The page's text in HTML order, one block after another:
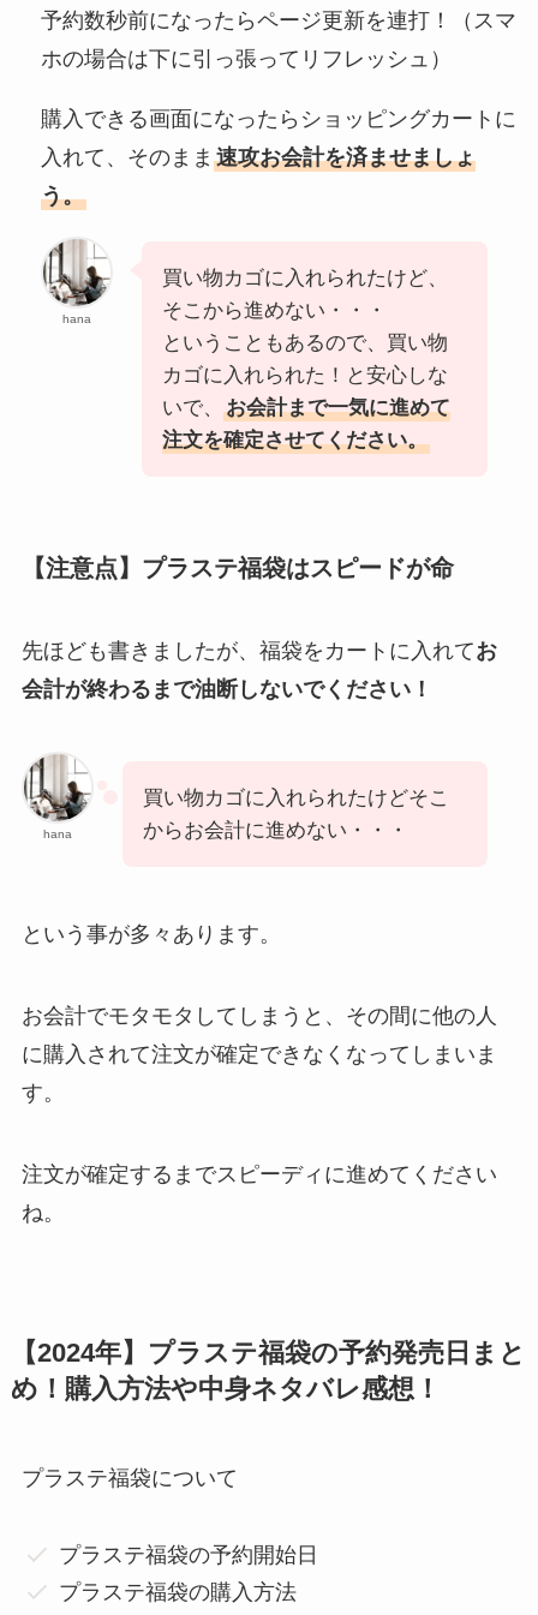
予約数秒前になったらページ更新を連打！（スマ
ホの場合は下に引っ張ってリフレッシュ）
購入できる画面になったらショッピングカートに
入れて、そのまま 速攻お会計を済ませましょ
う。
hana
買い物カゴに入れられたけど、
そこから進めない・・・
ということもあるので、買い物
カゴに入れられた！と安心しな
いで、
お会計まで一気に進めて
注文を確定させてください。
【注意点】プラステ福袋はスピードが命
先ほども書きましたが、福袋をカートに入れてお
会計が終わるまで油断しないでください！
hana
買い物カゴに入れられたけどそこ
からお会計に進めない・・・
という事が多々あります。
お会計でモタモタしてしまうと、その間に他の人
に購入されて注文が確定できなくなってしまいま
す。
注文が確定するまでスピーディに進めてください
ね。
【2024年】プラステ福袋の予約発売日まと
め！購入方法や中身ネタバレ感想！
プラステ福袋について
プラステ福袋の予約開始日
プラステ福袋の購入方法